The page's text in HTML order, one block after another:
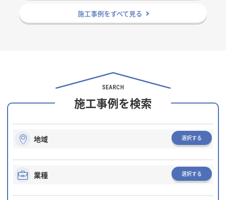
施工事例をすべて見る
SEARCH
施工事例を検索
地域 選択する
業種 選択する